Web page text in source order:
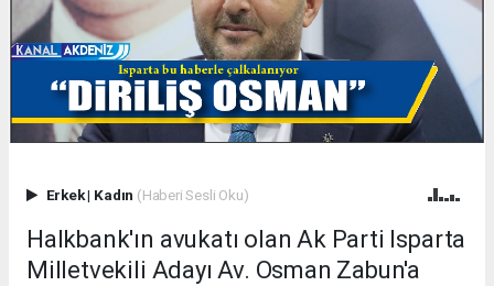
Erkek| Kadın (Haberi Sesli Oku)
Halkbank'ın avukatı olan Ak Parti Isparta
Milletvekili Adayı Av. Osman Zabun'a